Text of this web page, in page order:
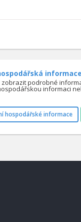
informace
zobrazit podrobné
informaci
hospodářské informace